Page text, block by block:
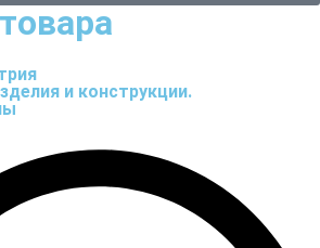
и конструкции.